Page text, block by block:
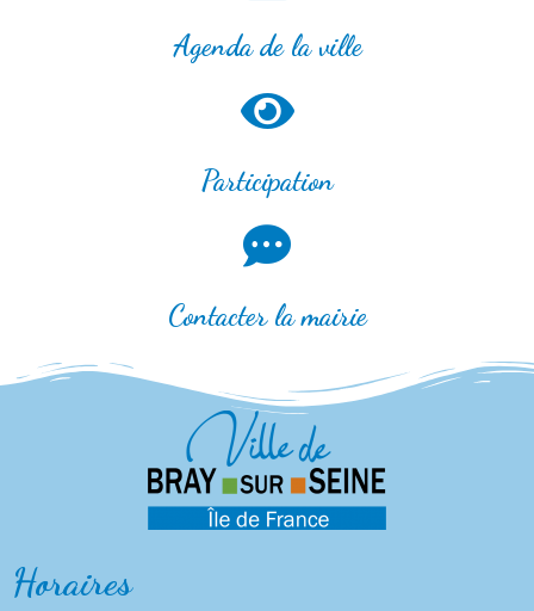
Agenda de la ville
Participation
Contacter la mairie
Horaires